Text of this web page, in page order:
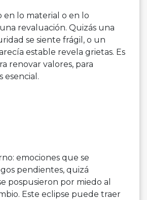
en lo material o en lo
revaluación. Quizás una
se siente frágil, o un
estable revela grietas. Es
renovar valores, para
esencial.
emociones que se
pendientes, quizá
pospusieron por miedo al
Este eclipse puede traer